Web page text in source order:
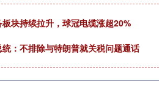
块持续拉升，球冠电缆涨超20%
：不排除与特朗普就关税问题通话